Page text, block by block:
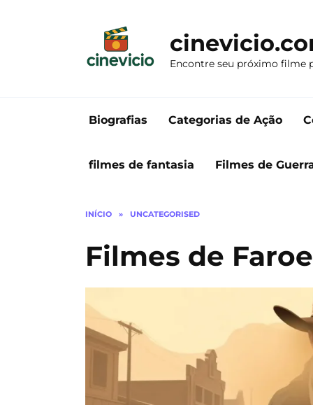
Encontre seu próximo filme
Biografias Categorias de Ação
filmes de fantasia Filmes de
INÍCIO » UNCATEGORISED
Filmes de